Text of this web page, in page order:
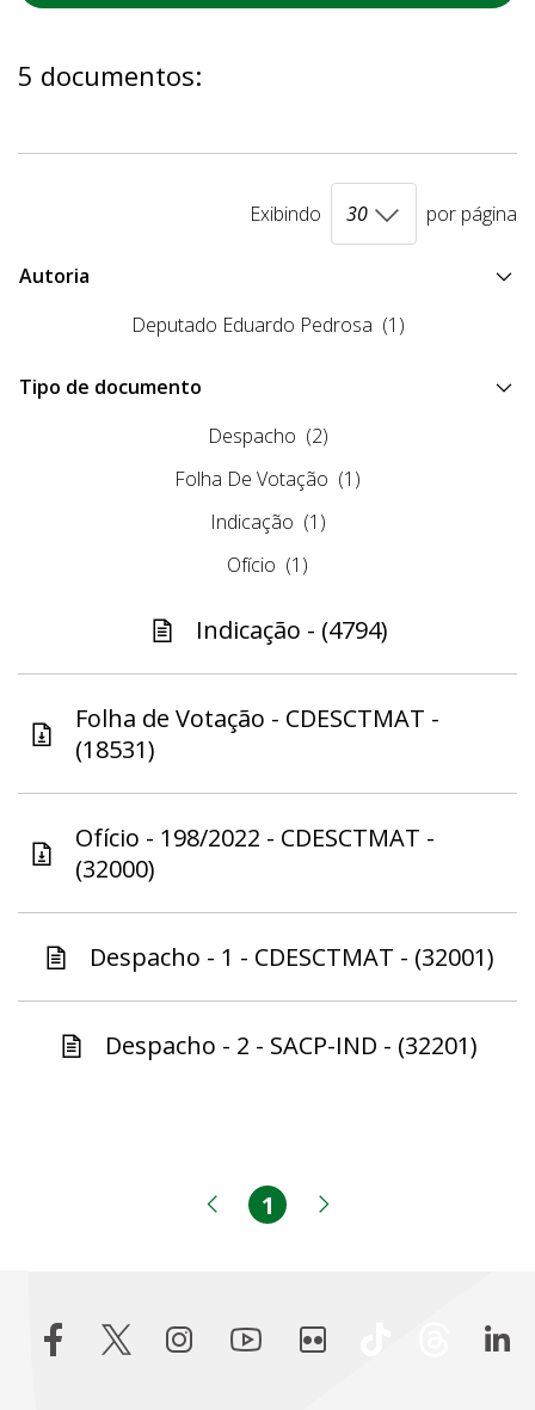
5 documentos:
Exibindo por página
Autoria
Deputado Eduardo Pedrosa (1)
Tipo de documento
Despacho (2)
Folha De Votação (1)
Indicação (1)
Ofício (1)
Indicação - (4794)
Folha de Votação - CDESCTMAT -
(18531)
Ofício - 198/2022 - CDESCTMAT -
(32000)
Despacho - 1 - CDESCTMAT - (32001)
Despacho - 2 - SACP-IND - (32201)
Página anterior
Página
1